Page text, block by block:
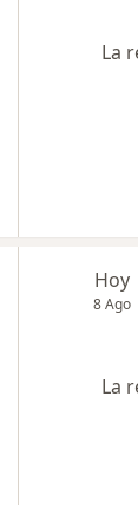
La
Hoy
8 Ago
La